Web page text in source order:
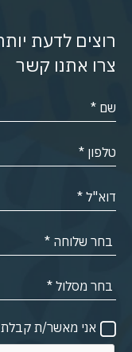
רוצים לדעת
צרו אתנו קשר
אני מאשר/ת קבלת